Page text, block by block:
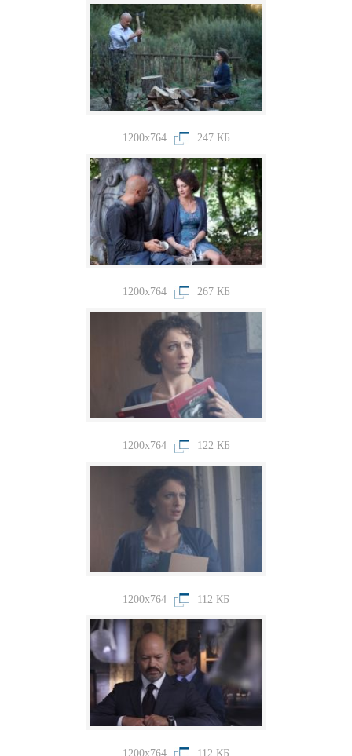
1200x764 247 КБ
1200x764 267 КБ
1200x764 122 КБ
1200x764 112 КБ
1200x764 112 КБ